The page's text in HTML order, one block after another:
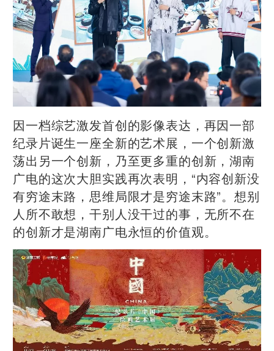
因一档综艺激发首创的影像表达，再因一部
纪录片诞生一座全新的艺术展，一个创新激
荡出另一个创新，乃至更多重的创新，湖南
广电的这次大胆实践再次表明，“内容创新没
有穷途末路，思维局限才是穷途末路”。想别
人所不敢想，干别人没干过的事，无所不在
的创新才是湖南广电永恒的价值观。